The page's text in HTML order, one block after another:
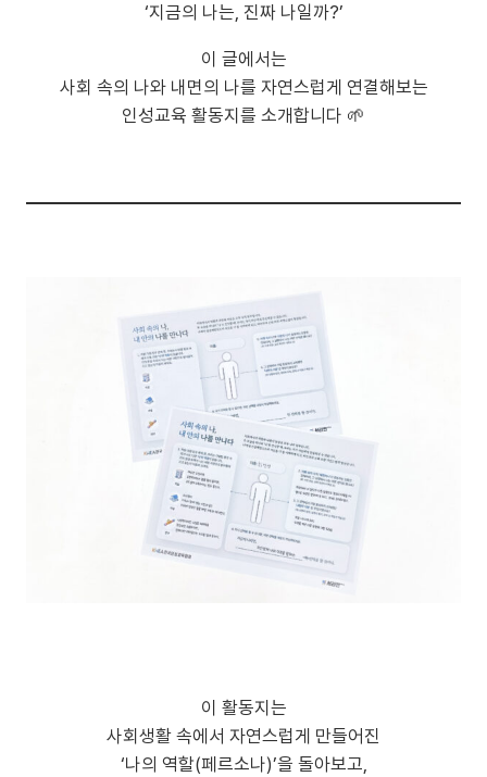
‘지금의 나는, 진짜 나일까?’
이 글에서는
사회 속의 나와 내면의 나를 자연스럽게 연결해보는
인성교육 활동지를 소개합니다 🌱
이 활동지는
사회생활 속에서 자연스럽게 만들어진
‘나의 역할(페르소나)’을 돌아보고,